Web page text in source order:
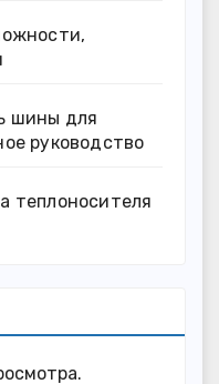
шины для
руководство
теплоносителя